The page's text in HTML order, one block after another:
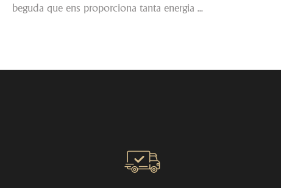
beguda que ens proporciona tanta energia ...